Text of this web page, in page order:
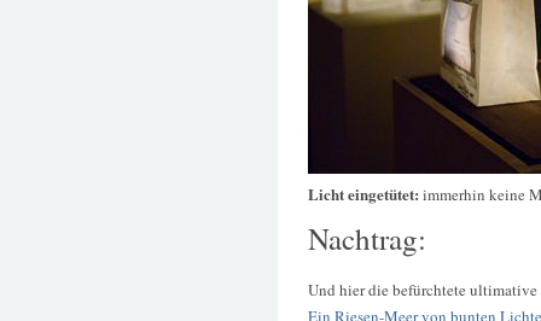
Licht eingetütet: immerhin keine
Nachtrag:
Und hier die befürchtete
Ein Riesen-Meer von bunten